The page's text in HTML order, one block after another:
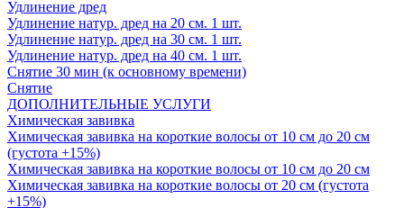
Удлинение дред
Удлинение натур. дред на 20 см. 1 шт.
Удлинение натур. дред на 30 см. 1 шт.
Удлинение натур. дред на 40 см. 1 шт.
Снятие 30 мин (к основному времени)
Снятие
ДОПОЛНИТЕЛЬНЫЕ УСЛУГИ
Химическая завивка
Химическая завивка на короткие волосы от 10 см до 20 см
(густота +15%)
Химическая завивка на короткие волосы от 10 см до 20 см
Химическая завивка на короткие волосы от 20 см (густота
+15%)